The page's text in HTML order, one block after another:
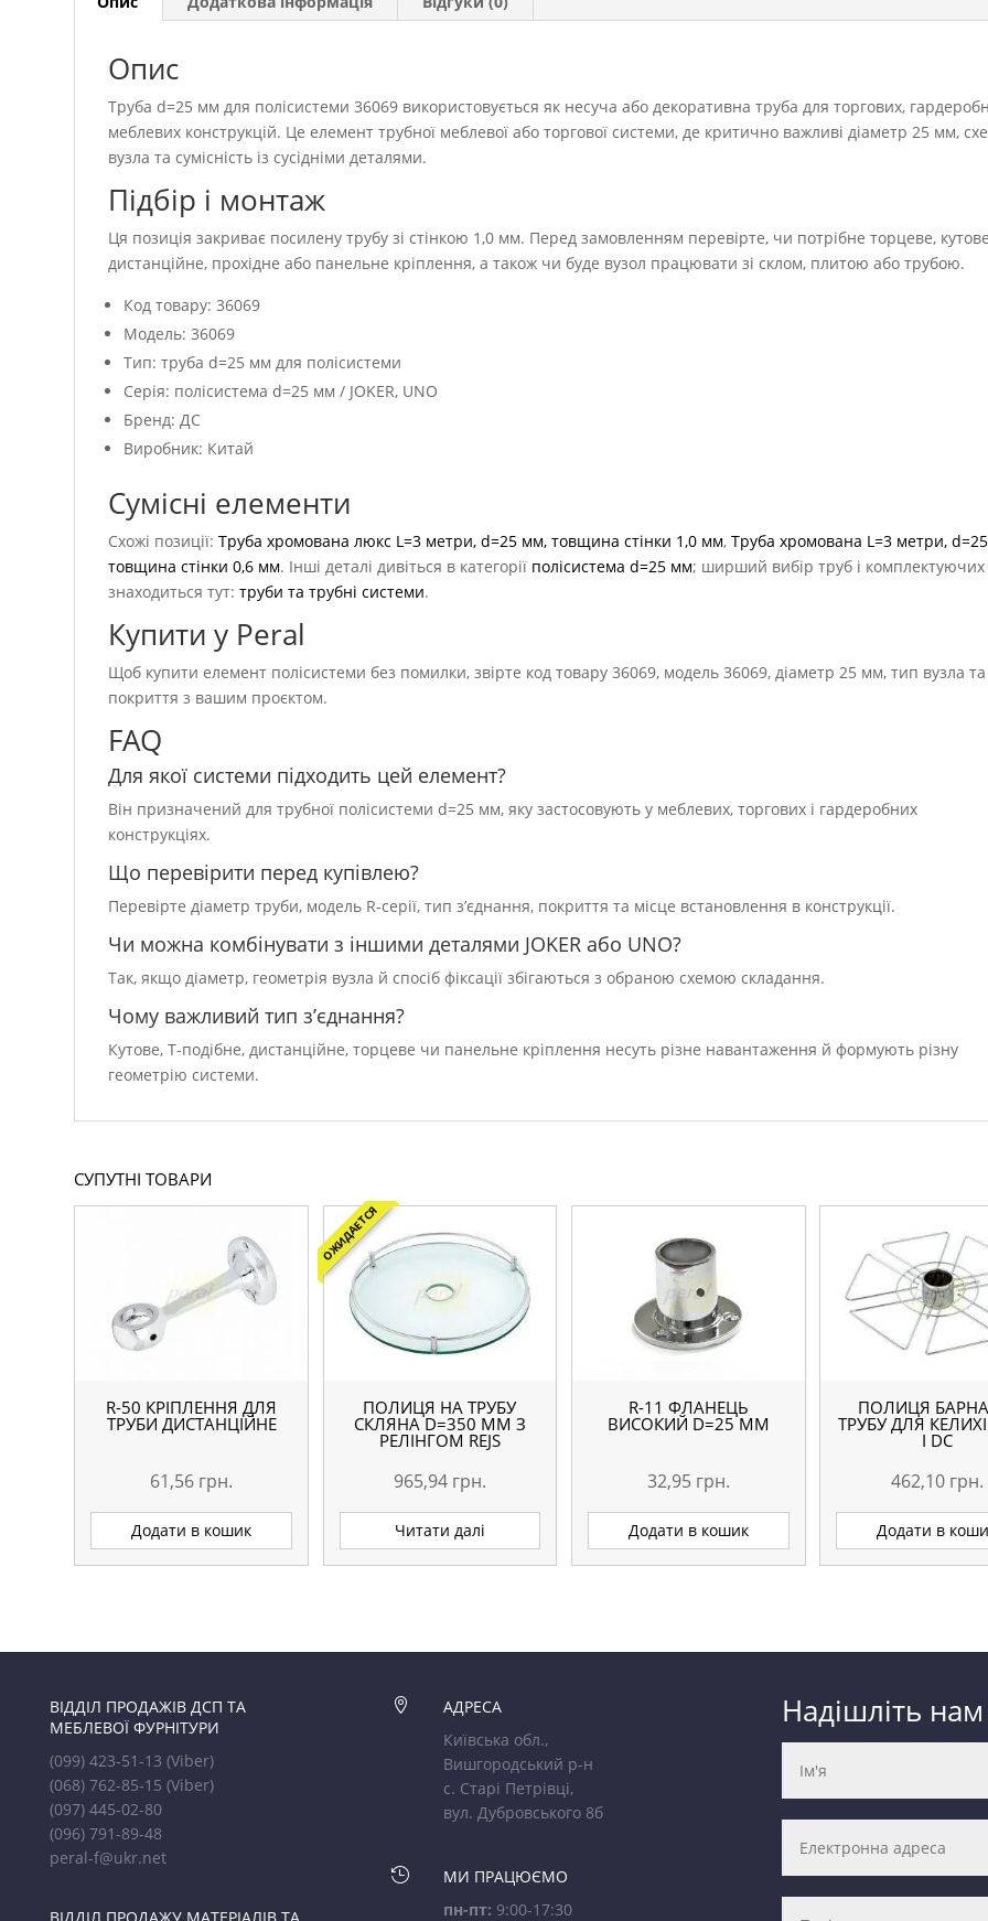
мм
Опис
Труба d=25 мм для полісистеми 36069 використовується як несуча або декоративна труба для торгових,
меблевих конструкцій. Це елемент трубної меблевої або торгової системи, де критично важливі діаметр 25 мм,
вузла та сумісність із сусідніми деталями.
Підбір і монтаж
Ця позиція закриває посилену трубу зі стінкою 1,0 мм. Перед замовленням перевірте, чи потрібне торцеве,
дистанційне, прохідне або панельне кріплення, а також чи буде вузол працювати зі склом, плитою або трубою.
Код товару: 36069
Модель: 36069
Тип: труба d=25 мм для полісистеми
Серія: полісистема d=25 мм / JOKER, UNO
Бренд: ДС
Виробник: Китай
Сумісні елементи
Схожі позиції:Труба хромована люкс L=3 метри, d=25 мм, товщина стінки 1,0 мм,Труба хромована L=3 метри,
товщина стінки 0,6 мм. Інші деталі дивіться в категорії полісистема d=25 мм; ширший вибір труб і комплектуючих
знаходиться тут:труби та трубні системи.
Купити у Peral
Щоб купити елемент полісистеми без помилки, звірте код товару 36069, модель 36069, діаметр 25 мм, тип вузла та
покриття з вашим проєктом.
FAQ
Для якої системи підходить цей елемент?
Він призначений для трубної полісистеми d=25 мм, яку застосовують у меблевих, торгових і гардеробних
конструкціях.
Що перевірити перед купівлею?
Перевірте діаметр труби, модель R-серії, тип з’єднання, покриття та місце встановлення в конструкції.
Чи можна комбінувати з іншими деталями JOKER або UNO?
Так, якщо діаметр, геометрія вузла й спосіб фіксації збігаються з обраною схемою складання.
Чому важливий тип з’єднання?
Кутове, Т-подібне, дистанційне, торцеве чи панельне кріплення несуть різне навантаження й формують різну
геометрію системи.
СУПУТНІ ТОВАРИ
R-50 КРІПЛЕННЯ ДЛЯ
ТРУБИ ДИСТАНЦІЙНЕ
61,56 грн.
Додати в кошик
ОЖИДАЕТСЯ
ПОЛИЦЯ НА ТРУБУ
СКЛЯНА D=350 ММ З
РЕЛІНГОМ REJS
965,94 грн.
Читати далі
R-11 ФЛАНЕЦЬ
ВИСОКИЙ D=25 ММ
32,95 грн.
Додати в кошик
ПОЛИЦЯ
ТРУБУ ДЛЯ
I DC
462,10 грн.
Додати в
ВІДДІЛ ПРОДАЖІВ ДСП ТА
МЕБЛЕВОЇ ФУРНІТУРИ
(099) 423-51-13(Viber)
(068) 762-85-15(Viber)
(097) 445-02-80
(096) 791-89-48
peral-f@ukr.net

АДРЕСА
Київська обл.,
Вишгородський р-н
с. Старі Петрівці,
вул. Дубровського 8б

МИ ПРАЦЮЄМО
пн-пт: 9:00-17:30
Надішліть